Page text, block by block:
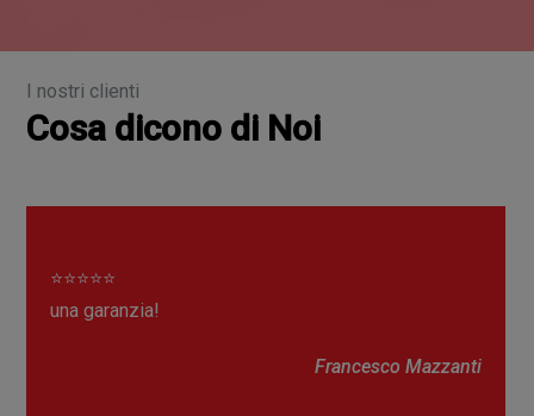
I nostri clienti
Cosa dicono di Noi
GARANTITA!!